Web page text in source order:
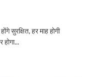
सुरक्षित, हर माह होगी